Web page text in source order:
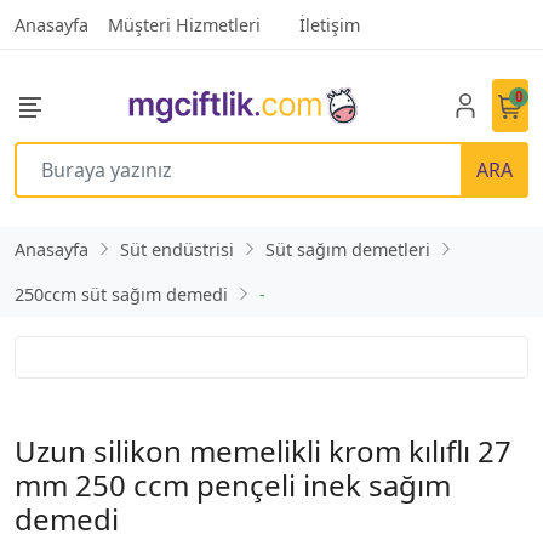
Anasayfa Müşteri Hizmetleri İletişim
ARA
0
Anasayfa Süt endüstrisi
Süt sağım demetleri
250ccm süt sağım demedi
-
Uzun silikon memelikli krom kılıflı 27
mm 250 ccm pençeli inek sağım
demedi